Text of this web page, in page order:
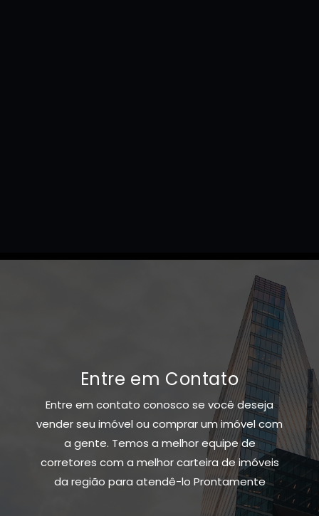
Entre em Contato
Entre em contato conosco se você deseja
vender seu imóvel ou comprar um imóvel com
a gente. Temos a melhor equipe de
corretores com a melhor carteira de imóveis
da região para atendê-lo Prontamente